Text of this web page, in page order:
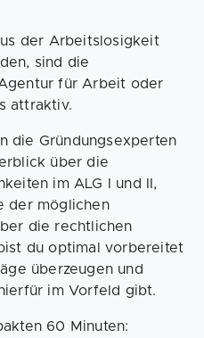
der Arbeitslosigkeit
sind die
für Arbeit oder
attraktiv.
die Gründungsexperten
über die
im ALG I und II,
der möglichen
die rechtlichen
du optimal vorbereitet
überzeugen und
im Vorfeld gibt.
60 Minuten: